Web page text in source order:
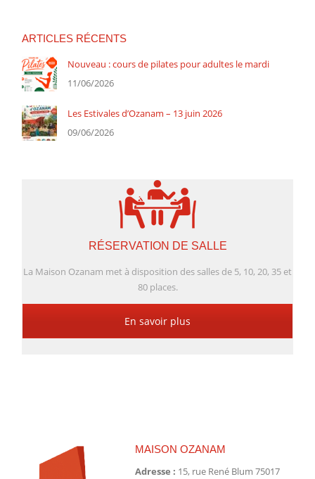
ARTICLES RÉCENTS
Nouveau : cours de pilates pour adultes le mardi
11/06/2026
Les Estivales d’Ozanam – 13 juin 2026
09/06/2026
RÉSERVATION DE SALLE
La Maison Ozanam met à disposition des salles de 5, 10, 20, 35 et
80 places.
En savoir plus
MAISON OZANAM
Adresse : 15, rue René Blum 75017